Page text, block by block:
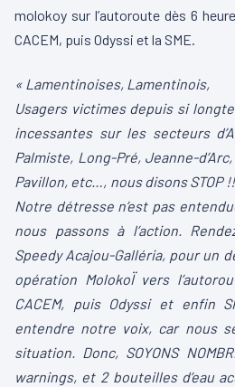
molokoy sur l’autoroute dès 6
CACEM, puis Odyssi et la SME.
« Lamentinoises, Lamentinois,
Usagers victimes depuis si
incessantes sur les secteurs
Palmiste, Long-Pré, Jeanne-
Pavillon, etc…, nous disons STOP
Notre détresse n’est pas
nous passons à l’action.
Speedy Acajou-Galléria, pour un
opération MolokoÏ vers
CACEM, puis Odyssi et enfin
entendre notre voix, car nous
situation. Donc, SOYONS
warnings, et 2 bouteilles d’eau